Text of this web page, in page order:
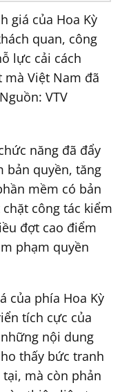
giá của Hoa Kỳ
quan, công
lực cải cách
mà Việt Nam đã
VTV
năng đã đẩy
bản quyền, tăng
mềm có bản
công tác kiểm
đợt cao điểm
phạm quyền
của phía Hoa Kỳ
tích cực của
nội dung
thấy bức tranh
mà còn phản